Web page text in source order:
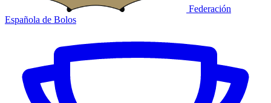
Federación
Española de Bolos